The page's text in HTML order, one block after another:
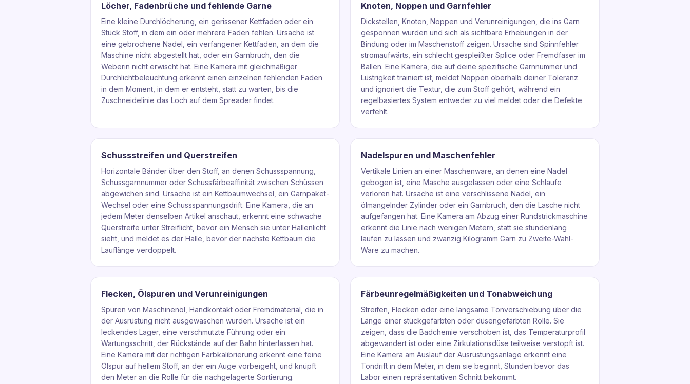
Löcher, Fadenbrüche und fehlende Garne
Eine kleine Durchlöcherung, ein gerissener Kettfaden oder ein
Stück Stoff, in dem ein oder mehrere Fäden fehlen. Ursache ist
eine gebrochene Nadel, ein verfangener Kettfaden, an dem die
Maschine nicht abgestellt hat, oder ein Garnbruch, den die
Weberin nicht erwischt hat. Eine Kamera mit gleichmäßiger
Durchlichtbeleuchtung erkennt einen einzelnen fehlenden Faden
in dem Moment, in dem er entsteht, statt zu warten, bis die
Zuschneidelinie das Loch auf dem Spreader findet.
Knoten, Noppen und Garnfehler
Dickstellen, Knoten, Noppen und Verunreinigungen, die ins Garn
gesponnen wurden und sich als sichtbare Erhebungen in der
Bindung oder im Maschenstoff zeigen. Ursache sind Spinnfehler
stromaufwärts, ein schlecht gespleißter Splice oder Fremdfaser im
Ballen. Eine Kamera, die auf deine spezifische Garnnummer und
Lüstrigkeit trainiert ist, meldet Noppen oberhalb deiner Toleranz
und ignoriert die Textur, die zum Stoff gehört, während ein
regelbasiertes System entweder zu viel meldet oder die Defekte
verfehlt.
Schussstreifen und Querstreifen
Horizontale Bänder über den Stoff, an denen Schussspannung,
Schussgarnnummer oder Schussfärbeaffinität zwischen Schüssen
abgewichen sind. Ursache ist ein Kettbaumwechsel, ein Garnpaket-
Wechsel oder eine Schussspannungsdrift. Eine Kamera, die an
jedem Meter denselben Artikel anschaut, erkennt eine schwache
Querstreife unter Streiflicht, bevor ein Mensch sie unter Hallenlicht
sieht, und meldet es der Halle, bevor der nächste Kettbaum die
Lauflänge verdoppelt.
Nadelspuren und Maschenfehler
Vertikale Linien an einer Maschenware, an denen eine Nadel
gebogen ist, eine Masche ausgelassen oder eine Schlaufe
verloren hat. Ursache ist eine verschlissene Nadel, ein
ölmangelnder Zylinder oder ein Garnbruch, den die Lasche nicht
aufgefangen hat. Eine Kamera am Abzug einer Rundstrickmaschine
erkennt die Linie nach wenigen Metern, statt sie stundenlang
laufen zu lassen und zwanzig Kilogramm Garn zu Zweite-Wahl-
Ware zu machen.
Flecken, Ölspuren und Verunreinigungen
Spuren von Maschinenöl, Handkontakt oder Fremdmaterial, die in
der Ausrüstung nicht ausgewaschen wurden. Ursache ist ein
leckendes Lager, eine verschmutzte Führung oder ein
Wartungsschritt, der Rückstände auf der Bahn hinterlassen hat.
Eine Kamera mit der richtigen Farbkalibrierung erkennt eine feine
Ölspur auf hellem Stoff, an der ein Auge vorbeigeht, und knüpft
den Meter an die Rolle für die nachgelagerte Sortierung.
Färbeunregelmäßigkeiten und Tonabweichung
Streifen, Flecken oder eine langsame Tonverschiebung über die
Länge einer stückgefärbten oder düsengefärbten Rolle. Sie
zeigen, dass die Badchemie verschoben ist, das Temperaturprofil
abgewandert ist oder eine Zirkulationsdüse teilweise verstopft ist.
Eine Kamera am Auslauf der Ausrüstungsanlage erkennt eine
Tondrift in dem Meter, in dem sie beginnt, Stunden bevor das
Labor einen repräsentativen Schnitt bekommt.